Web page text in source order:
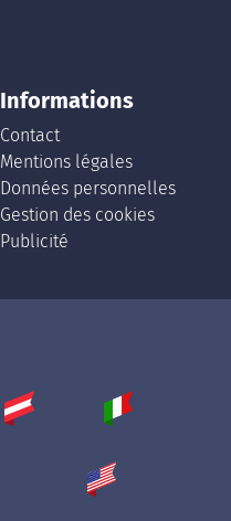
Informations
Contact
Mentions légales
Données personnelles
Gestion des cookies
Publicité